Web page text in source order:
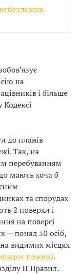
на
і більше
Кодексі
до планів
Так, на
перебуванням
мають хоча б
та спорудах
2 поверхи і
на поверсі
— понад 50 осіб,
видимих місцях
пожежі.
ІІ Правил.